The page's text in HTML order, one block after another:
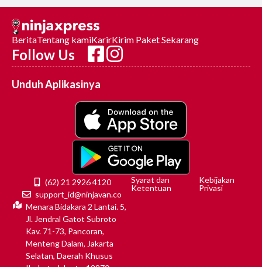
BeritaTentang kamiKarirKirim Paket Sekarang
Follow Us
Unduh Aplikasinya
(62) 21 2926 4120
support_id@ninjavan.co
Menara Bidakara 2 Lantai. 5,
Jl. Jendral Gatot Subroto
Kav. 71-73, Pancoran,
Menteng Dalam, Jakarta
Selatan, Daerah Khusus
Syarat dan
Ketentuan
Kebijakan
Privasi